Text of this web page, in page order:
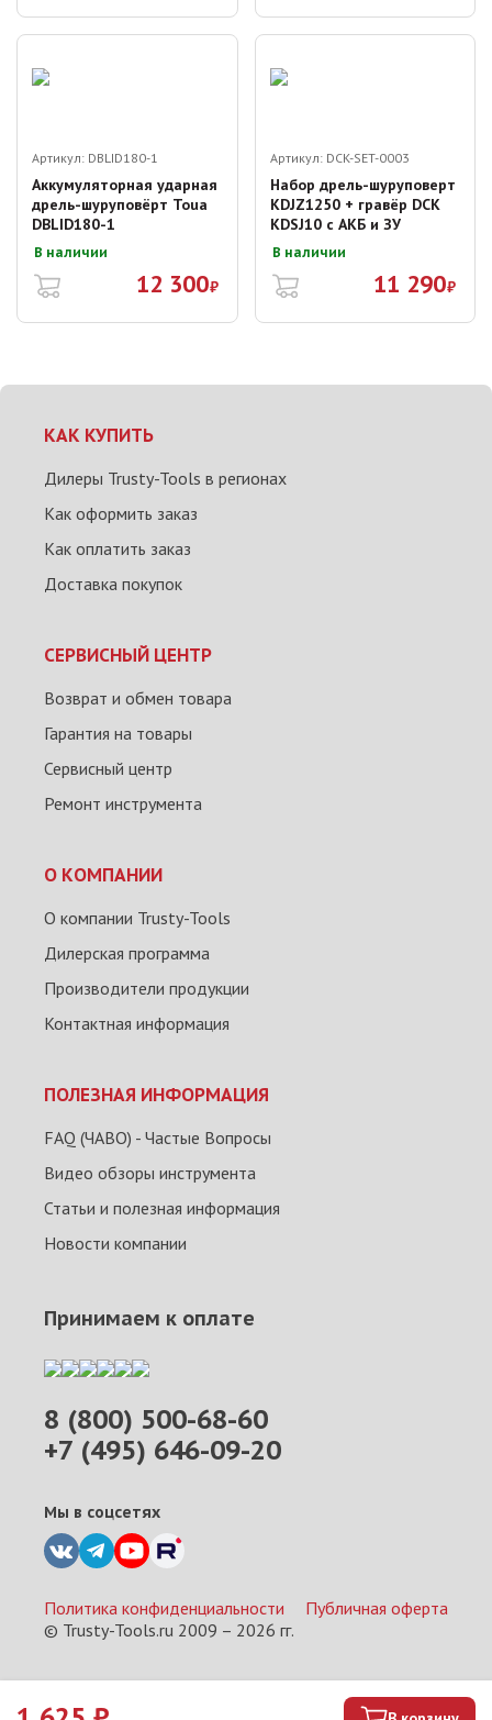
Артикул: DBLID180-1
Аккумуляторная ударная
дрель-шуруповёрт Toua
DBLID180-1
В наличии
12 300₽
Артикул: DCK-SET-0003
Набор дрель-шуруповерт
KDJZ1250 + гравёр DCK
KDSJ10 с АКБ и ЗУ
В наличии
11 290₽
КАК КУПИТЬ
Дилеры Trusty-Tools в регионах
Как оформить заказ
Как оплатить заказ
Доставка покупок
СЕРВИСНЫЙ ЦЕНТР
Возврат и обмен товара
Гарантия на товары
Сервисный центр
Ремонт инструмента
О КОМПАНИИ
О компании Trusty-Tools
Дилерская программа
Производители продукции
Контактная информация
ПОЛЕЗНАЯ ИНФОРМАЦИЯ
FAQ (ЧАВО) - Частые Вопросы
Видео обзоры инструмента
Статьи и полезная информация
Новости компании
8 (800) 500-68-60
+7 (495) 646-09-20
Мы в соцсетях
Принимаем к оплате
Политика конфиденциальности
Публичная оферта
© Trusty-Tools.ru 2009 – 2026 гг.